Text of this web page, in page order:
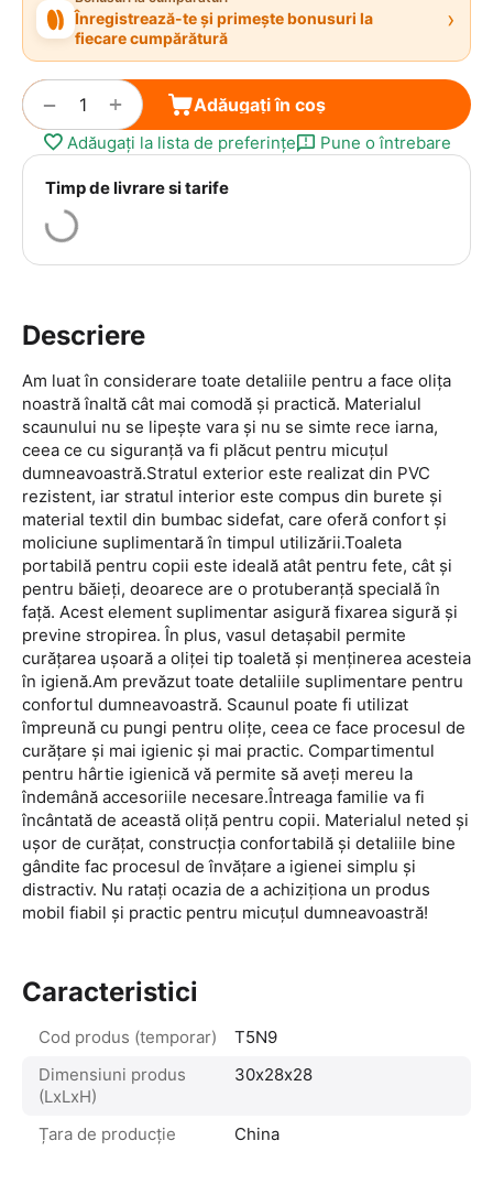
Înregistrează-te și primește bonusuri la
fiecare cumpărătură
›
+
− Adăugați în coș
Adăugați la lista de preferințe Pune o întrebare
Timp de livrare si tarife
Descriere
Am luat în considerare toate detaliile pentru a face olița
noastră înaltă cât mai comodă și practică. Materialul
scaunului nu se lipește vara și nu se simte rece iarna,
ceea ce cu siguranță va fi plăcut pentru micuțul
dumneavoastră.Stratul exterior este realizat din PVC
rezistent, iar stratul interior este compus din burete și
material textil din bumbac sidefat, care oferă confort și
moliciune suplimentară în timpul utilizării.Toaleta
portabilă pentru copii este ideală atât pentru fete, cât și
pentru băieți, deoarece are o protuberanță specială în
față. Acest element suplimentar asigură fixarea sigură și
previne stropirea. În plus, vasul detașabil permite
curățarea ușoară a oliței tip toaletă și menținerea acesteia
în igienă.Am prevăzut toate detaliile suplimentare pentru
confortul dumneavoastră. Scaunul poate fi utilizat
împreună cu pungi pentru olițe, ceea ce face procesul de
curățare și mai igienic și mai practic. Compartimentul
pentru hârtie igienică vă permite să aveți mereu la
îndemână accesoriile necesare.Întreaga familie va fi
încântată de această oliță pentru copii. Materialul neted și
ușor de curățat, construcția confortabilă și detaliile bine
gândite fac procesul de învățare a igienei simplu și
distractiv. Nu ratați ocazia de a achiziționa un produs
mobil fiabil și practic pentru micuțul dumneavoastră!
Caracteristici
Cod produs (temporar)
T5N9
Dimensiuni produs
(LxLxH)
30х28х28
Țara de producție China